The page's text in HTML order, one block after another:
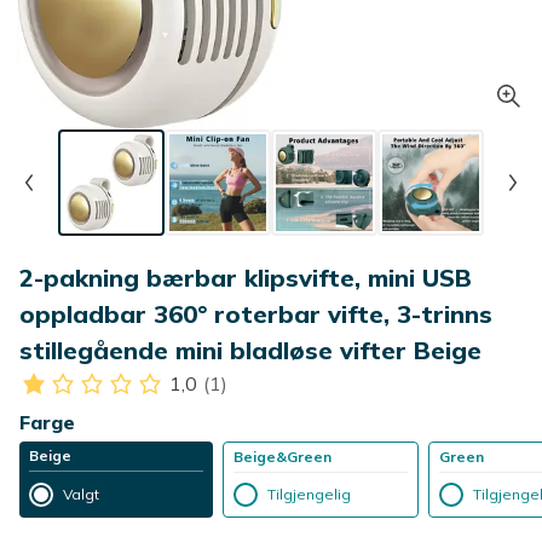
2-pakning bærbar klipsvifte, mini USB
oppladbar 360° roterbar vifte, 3-trinns
stillegående mini bladløse vifter Beige
1,0 (1)
Farge
Beige
Valgt
Beige&Green
Tilgjengelig
Green